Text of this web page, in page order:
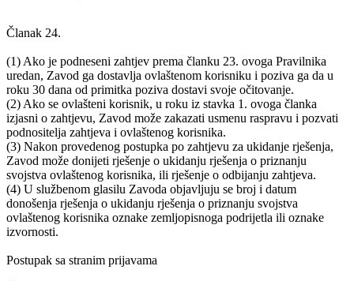
Članak 24.
(1) Ako je podneseni zahtjev prema članku 23. ovoga Pravilnika
uredan, Zavod ga dostavlja ovlaštenom korisniku i poziva ga da u
roku 30 dana od primitka poziva dostavi svoje očitovanje.
(2) Ako se ovlašteni korisnik, u roku iz stavka 1. ovoga članka
izjasni o zahtjevu, Zavod može zakazati usmenu raspravu i pozvati
podnositelja zahtjeva i ovlaštenog korisnika.
(3) Nakon provedenog postupka po zahtjevu za ukidanje rješenja,
Zavod može donijeti rješenje o ukidanju rješenja o priznanju
svojstva ovlaštenog korisnika, ili rješenje o odbijanju zahtjeva.
(4) U službenom glasilu Zavoda objavljuju se broj i datum
donošenja rješenja o ukidanju rješenja o priznanju svojstva
ovlaštenog korisnika oznake zemljopisnoga podrijetla ili oznake
izvornosti.
Postupak sa stranim prijavama